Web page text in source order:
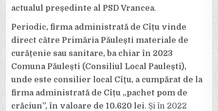
actualul președinte al PSD Vrancea.
Periodic, firma administrată de Cîțu vinde
direct către Primăria Păulești materiale de
curățenie sau sanitare, ba chiar în 2023
Comuna Păulești (Consiliul Local Paulești),
unde este consilier local Cîțu, a cumpărat de la
firma administrată de Cîțu „pachet pom de
crăciun”, în valoare de 10.620 lei. Și în 2022